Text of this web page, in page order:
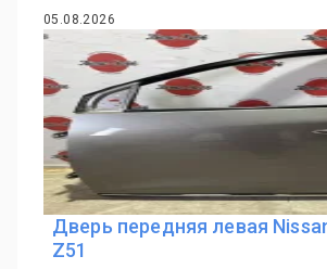
05.08.2026
Дверь передняя левая
Z51